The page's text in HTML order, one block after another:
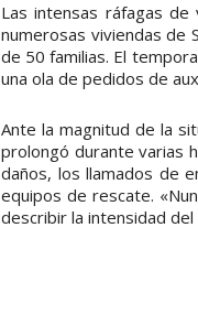
Las intensas ráfagas
numerosas viviendas de
de 50 familias. El
una ola de pedidos de
Ante la magnitud de la
prolongó durante varias
daños, los llamados de
equipos de rescate.
describir la intensidad del